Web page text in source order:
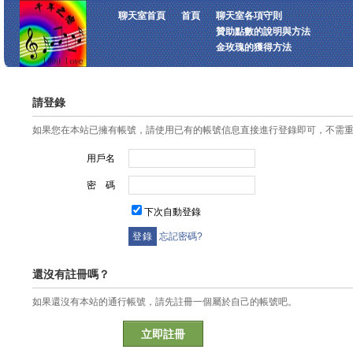
聊天室首頁 首頁
聊天室各項守則
贊助點數的說明與方法
金玫瑰的獲得方法
請登錄
如果您在本站已擁有帳號，請使用已有的帳號信息直接進行登錄即可，不需
用戶名
密 碼
下次自動登錄
忘記密碼?
還沒有註冊嗎？
如果還沒有本站的通行帳號，請先註冊一個屬於自己的帳號吧。
立即註冊